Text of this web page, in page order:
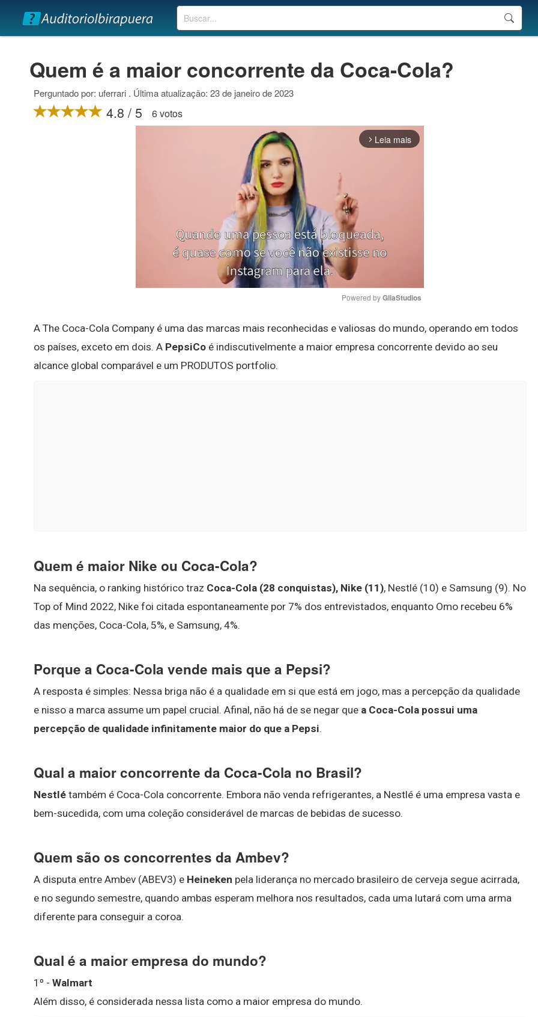
Buscar
Quem é a maior concorrente da Coca-Cola?
Perguntado por: uferrari . Última atualização: 23 de janeiro de 2023
4.8 / 5 6 votos
arrow_forward_ios Leia mais
Mute
Powered by GliaStudios
A The Coca-Cola Company é uma das marcas mais reconhecidas e valiosas do mundo, operando em todos
os países, exceto em dois. A PepsiCo é indiscutivelmente a maior empresa concorrente devido ao seu
alcance global comparável e um PRODUTOS portfolio.
Quem é maior Nike ou Coca-Cola?
Na sequência, o ranking histórico traz Coca-Cola (28 conquistas), Nike (11), Nestlé (10) e Samsung (9). No
Top of Mind 2022, Nike foi citada espontaneamente por 7% dos entrevistados, enquanto Omo recebeu 6%
das menções, Coca-Cola, 5%, e Samsung, 4%.
Porque a Coca-Cola vende mais que a Pepsi?
A resposta é simples: Nessa briga não é a qualidade em si que está em jogo, mas a percepção da qualidade
e nisso a marca assume um papel crucial. Afinal, não há de se negar que a Coca-Cola possui uma
percepção de qualidade infinitamente maior do que a Pepsi.
Qual a maior concorrente da Coca-Cola no Brasil?
Nestlé também é Coca-Cola concorrente. Embora não venda refrigerantes, a Nestlé é uma empresa vasta e
bem-sucedida, com uma coleção considerável de marcas de bebidas de sucesso.
Quem são os concorrentes da Ambev?
A disputa entre Ambev (ABEV3) e Heineken pela liderança no mercado brasileiro de cerveja segue acirrada,
e no segundo semestre, quando ambas esperam melhora nos resultados, cada uma lutará com uma arma
diferente para conseguir a coroa.
Qual é a maior empresa do mundo?
1º - Walmart
Além disso, é considerada nessa lista como a maior empresa do mundo.